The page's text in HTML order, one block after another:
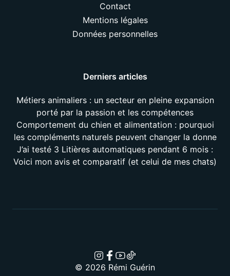
Contact
Mentions légales
Données personnelles
Derniers articles
Métiers animaliers : un secteur en pleine expansion
porté par la passion et les compétences
Comportement du chien et alimentation : pourquoi
les compléments naturels peuvent changer la donne
J’ai testé 3 Litières automatiques pendant 6 mois :
Voici mon avis et comparatif (et celui de mes chats)
© 2026 Rémi Guérin